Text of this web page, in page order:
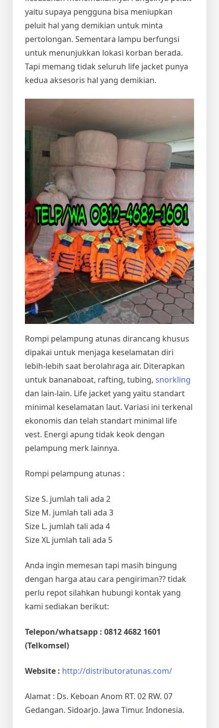
yaitu supaya pengguna bisa meniupkan
peluit hal yang demikian untuk minta
pertolongan. Sementara lampu berfungsi
untuk menunjukkan lokasi korban berada.
Tapi memang tidak seluruh life jacket punya
kedua aksesoris hal yang demikian.
Rompi pelampung atunas dirancang khusus
dipakai untuk menjaga keselamatan diri
lebih-lebih saat berolahraga air. Diterapkan
untuk bananaboat, rafting, tubing, snorkling
dan lain-lain. Life jacket yang yaitu standart
minimal keselamatan laut. Variasi ini terkenal
ekonomis dan telah standart minimal life
vest. Energi apung tidak keok dengan
pelampung merk lainnya.
Rompi pelampung atunas :
Size S. jumlah tali ada 2
Size M. jumlah tali ada 3
Size L. jumlah tali ada 4
Size XL jumlah tali ada 5
Anda ingin memesan tapi masih bingung
dengan harga atau cara pengiriman?? tidak
perlu repot silahkan hubungi kontak yang
kami sediakan berikut:
Telepon/whatsapp : 0812 4682 1601
(Telkomsel)
Website : http://distributoratunas.com/
Alamat : Ds. Keboan Anom RT. 02 RW. 07
Gedangan. Sidoarjo. Jawa Timur. Indonesia.